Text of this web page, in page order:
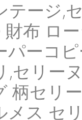
テージ,
布 ロ
パーコ
,セリー
柄セリ
メス セ